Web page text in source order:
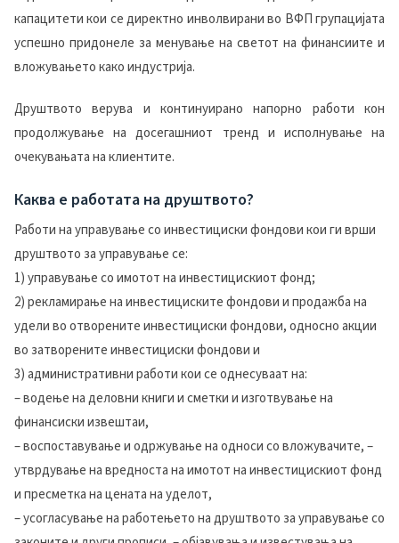
капацитети кои се директно инволвирани во ВФП групацијата
успешно придонеле за менување на светот на финансиите и
вложувањето како индустрија.
Друштвото верува и континуирано напорно работи кон
продолжување на досегашниот тренд и исполнување на
очекувањата на клиентите.
Каква е работата на друштвото?
Работи на управување со инвестициски фондови кои ги врши
друштвото за управување се:
1) управување со имотот на инвестицискиот фонд;
2) рекламирање на инвестициските фондови и продажба на
удели во отворените инвестициски фондови, односно акции
во затворените инвестициски фондови и
3) административни работи кои се однесуваат на:
– водење на деловни книги и сметки и изготвување на
финансиски извештаи,
– воспоставување и одржување на односи со вложувачите, –
утврдување на вредноста на имотот на инвестицискиот фонд
и пресметка на цената на уделот,
– усогласување на работењето на друштвото за управување со